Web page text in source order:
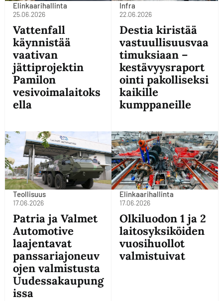
Elinkaarihallinta
25.06.2026
Vattenfall
käynnistää
vaativan
jättiprojektin
Pamilon
vesivoimalaitoks
ella
Infra
22.06.2026
Destia kiristää
vastuullisuusvaa
timuksiaan –
kestävyysraport
ointi pakolliseksi
kaikille
kumppaneille
Teollisuus
17.06.2026
Patria ja Valmet
Automotive
laajentavat
panssariajoneuv
ojen valmistusta
Uudessakaupung
issa
Elinkaarihallinta
17.06.2026
Olkiluodon 1 ja 2
laitosyksiköiden
vuosihuollot
valmistuivat